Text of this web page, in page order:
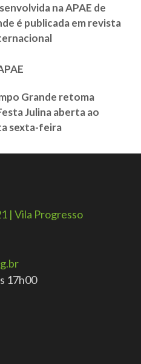
na APAE de
é publicada em revista
Grande retoma
Julina aberta ao
sexta-feira
| Vila Progresso
17h00